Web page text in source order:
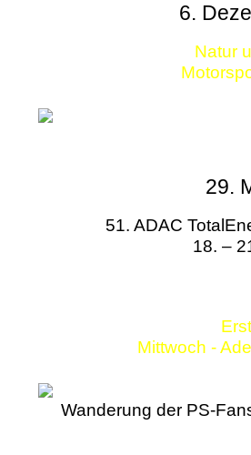
6.
Natur
29.
51. ADAC
18. –
Mittwoch -
Wanderung der PS-